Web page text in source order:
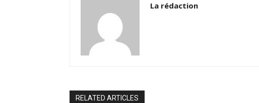
La rédaction
RELATED ARTICLES